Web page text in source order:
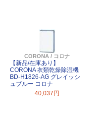
デラックスゲームス
CORONA / コロナ
【新品/在庫あり】
CORONA 衣類乾燥除湿機
BD-H1826-AG グレイッシ
ュブルー コロナ
40,037円